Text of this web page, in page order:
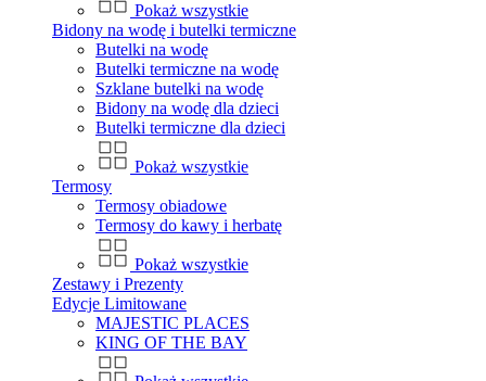
Pokaż wszystkie
Bidony na wodę i butelki termiczne
Butelki na wodę
Butelki termiczne na wodę
Szklane butelki na wodę
Bidony na wodę dla dzieci
Butelki termiczne dla dzieci
Pokaż wszystkie
Termosy
Termosy obiadowe
Termosy do kawy i herbatę
Pokaż wszystkie
Zestawy i Prezenty
Edycje Limitowane
MAJESTIC PLACES
KING OF THE BAY